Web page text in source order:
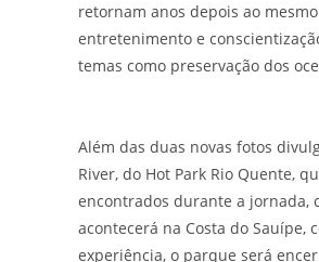
retornam anos depois ao
entretenimento e
temas como preservação dos
Além das duas novas fotos
River, do Hot Park Rio Quente,
encontrados durante a jornada,
acontecerá na Costa do Sauípe,
experiência, o parque será